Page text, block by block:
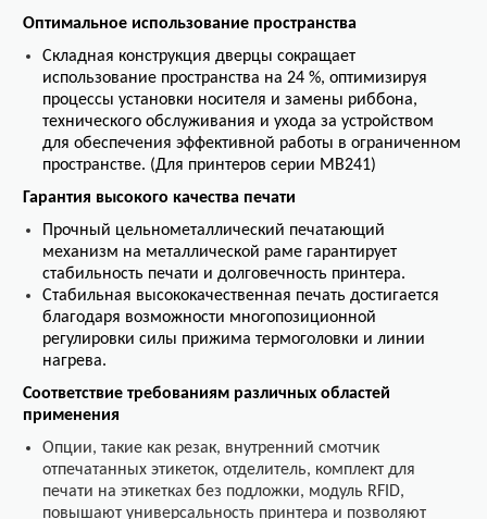
Оптимальное использование пространства
Складная конструкция дверцы сокращает
использование пространства на 24 %, оптимизируя
процессы установки носителя и замены риббона,
технического обслуживания и ухода за устройством
для обеспечения эффективной работы в ограниченном
пространстве. (Для принтеров серии MB241)
Гарантия высокого качества печати
Прочный цельнометаллический печатающий
механизм на металлической раме гарантирует
стабильность печати и долговечность принтера.
Стабильная высококачественная печать достигается
благодаря возможности многопозиционной
регулировки силы прижима термоголовки и линии
нагрева.
Соответствие требованиям различных областей
применения
Опции, такие как резак, внутренний смотчик
отпечатанных этикеток, отделитель, комплект для
печати на этикетках без подложки, модуль RFID,
повышают универсальность принтера и позволяют